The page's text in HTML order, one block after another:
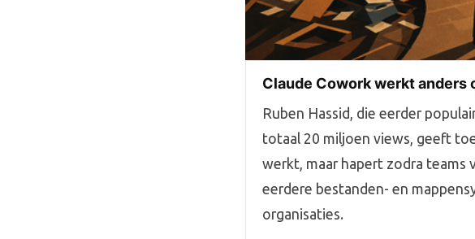
Claude Cowork werkt anders
Ruben Hassid, die eerder
totaal 20 miljoen views, geeft
werkt, maar hapert zodra teams
eerdere bestanden- en
organisaties.